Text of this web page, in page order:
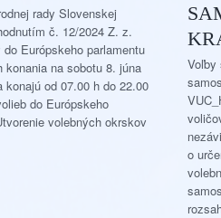
rady Slovenskej
č. 12/2024 Z. z.
Európskeho parlamentu
konania na sobotu 8. júna
konajú od 07.00 h do 22.00
do Európskeho
volebných okrskov
Voľby
o